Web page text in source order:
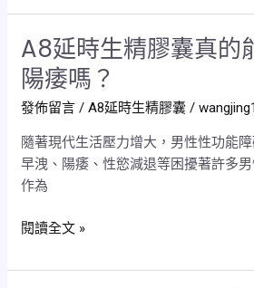
異
生
精
膠
囊
10
分
鐘
見
A8延時生精膠囊真的
陽痿嗎？
發佈留言 /A8延時生精膠囊 /
隨著現代生活壓力增大，男性性功能
早洩、陽痿、性慾減退等困擾著許多
作為
A8
延
時
生
精
膠
囊
真
的
能
閱讀全文 »